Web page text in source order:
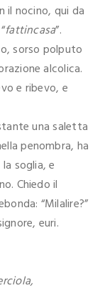
il nocino, qui da
fattincasa”.
sorso polputo
alcolica.
e ribevo, e
una saletta
penombra, ha
soglia, e
Chiedo il
“Milalire?”
euri.